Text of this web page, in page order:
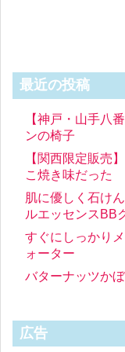
最近の投稿
【神戸・山手八
ンの椅子
【関西限定販売
こ焼き味だった
肌に優しく石け
ルエッセンスBB
すぐにしっかり
ォーター
バターナッツか
広告